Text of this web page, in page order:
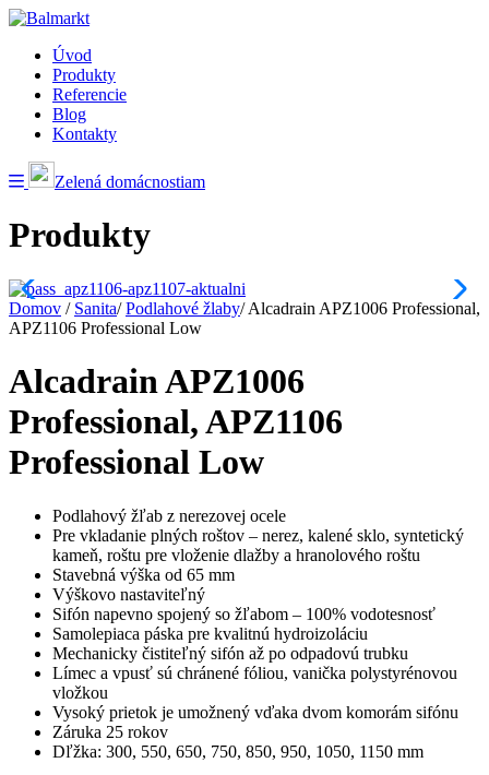
Úvod
Produkty
Referencie
Blog
Kontakty
Zelená domácnostiam
Produkty
Domov / Sanita/ Podlahové žlaby/ Alcadrain APZ1006 Professional,
APZ1106 Professional Low
Alcadrain APZ1006
Professional, APZ1106
Professional Low
Podlahový žľab z nerezovej ocele
Pre vkladanie plných roštov – nerez, kalené sklo, syntetický
kameň, roštu pre vloženie dlažby a hranolového roštu
Stavebná výška od 65 mm
Výškovo nastaviteľný
Sifón napevno spojený so žľabom – 100% vodotesnosť
Samolepiaca páska pre kvalitnú hydroizoláciu
Mechanicky čistiteľný sifón až po odpadovú trubku
Límec a vpusť sú chránené fóliou, vanička polystyrénovou
vložkou
Vysoký prietok je umožnený vďaka dvom komorám sifónu
Záruka 25 rokov
Dľžka: 300, 550, 650, 750, 850, 950, 1050, 1150 mm